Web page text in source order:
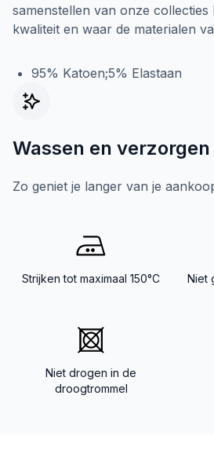
samenstellen van onze collecties
kwaliteit en waar de materialen
95% Katoen;5% Elastaan
Wassen en verzorgen
Zo geniet je langer van je
Strijken tot maximaal 150°C
Niet
Niet drogen in de
droogtrommel